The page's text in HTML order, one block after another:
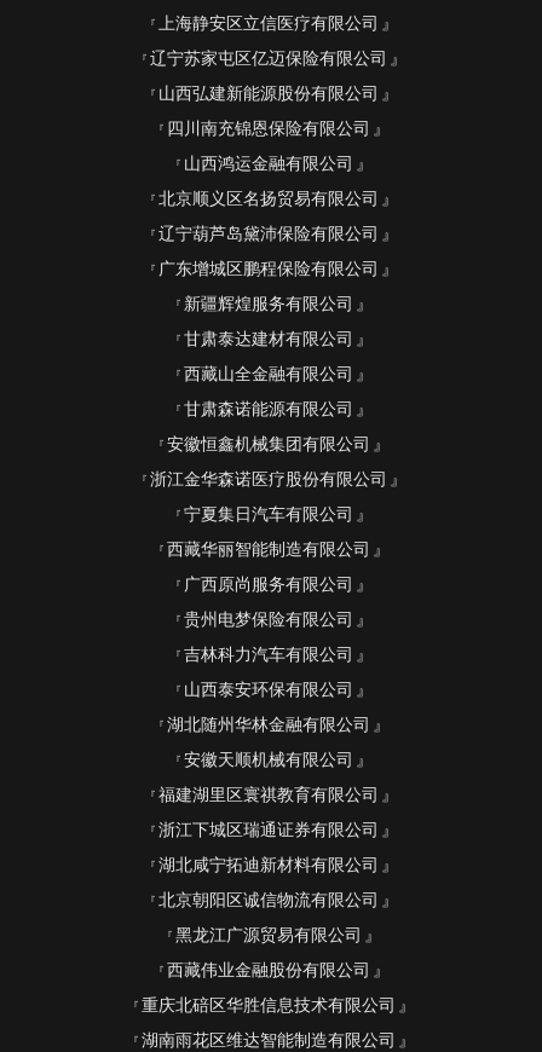
上海静安区立信医疗有限公司
辽宁苏家屯区亿迈保险有限公司
山西弘建新能源股份有限公司
四川南充锦恩保险有限公司
山西鸿运金融有限公司
北京顺义区名扬贸易有限公司
辽宁葫芦岛黛沛保险有限公司
广东增城区鹏程保险有限公司
新疆辉煌服务有限公司
甘肃泰达建材有限公司
西藏山全金融有限公司
甘肃森诺能源有限公司
安徽恒鑫机械集团有限公司
浙江金华森诺医疗股份有限公司
宁夏集日汽车有限公司
西藏华丽智能制造有限公司
广西原尚服务有限公司
贵州电梦保险有限公司
吉林科力汽车有限公司
山西泰安环保有限公司
湖北随州华林金融有限公司
安徽天顺机械有限公司
福建湖里区寰祺教育有限公司
浙江下城区瑞通证券有限公司
湖北咸宁拓迪新材料有限公司
北京朝阳区诚信物流有限公司
黑龙江广源贸易有限公司
西藏伟业金融股份有限公司
重庆北碚区华胜信息技术有限公司
湖南雨花区维达智能制造有限公司